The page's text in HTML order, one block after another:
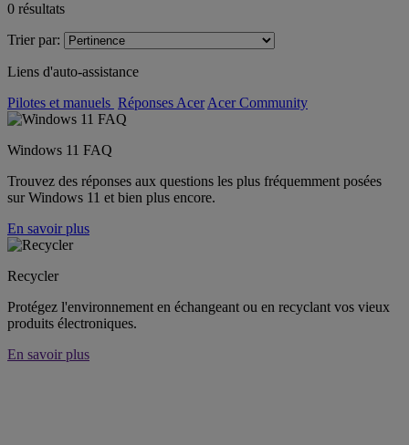
0 résultats
Trier par:
Liens d'auto-assistance
Pilotes et manuels Réponses Acer Acer Community
Windows 11 FAQ
Trouvez des réponses aux questions les plus fréquemment posées
sur Windows 11 et bien plus encore.
En savoir plus
Recycler
Protégez l'environnement en échangeant ou en recyclant vos vieux
produits électroniques.
En savoir plus